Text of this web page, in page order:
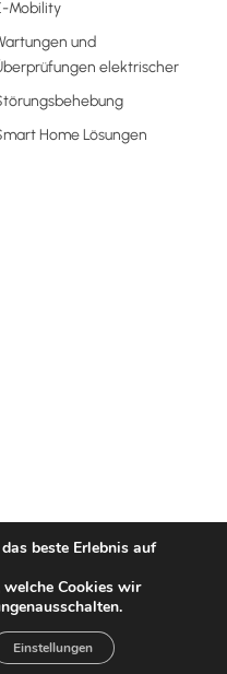
Mobility
und
elektrischer
Home Lösungen
Alle Rechte
beste Erlebnis auf
welche Cookies wir
Einstellungen